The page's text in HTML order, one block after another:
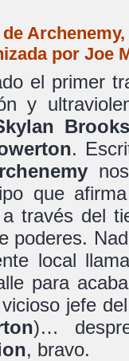
por Joe
el primer
y
Brooks
.
que
través del
poderes.
local
para
jefe
)…
, bravo.